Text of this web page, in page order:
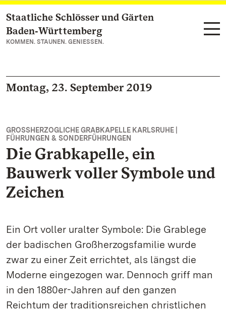
Zum Hauptinhalt springen
Staatliche Schlösser und Gärten
Baden‑Württemberg
KOMMEN. STAUNEN. GENIESSEN.
Montag, 23. September 2019
GROSSHERZOGLICHE GRABKAPELLE KARLSRUHE |
FÜHRUNGEN & SONDERFÜHRUNGEN
Die Grabkapelle, ein
Bauwerk voller Symbole und
Zeichen
Ein Ort voller uralter Symbole: Die Grablege
der badischen Großherzogsfamilie wurde
zwar zu einer Zeit errichtet, als längst die
Moderne eingezogen war. Dennoch griff man
in den 1880er-Jahren auf den ganzen
Reichtum der traditionsreichen christlichen